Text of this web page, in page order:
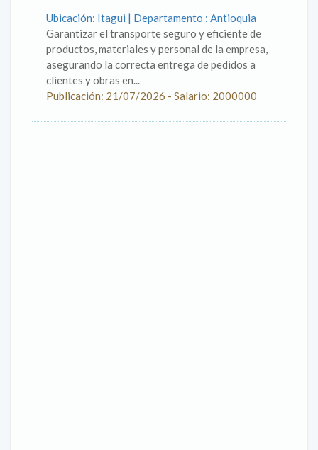
Ubicación: Itagui | Departamento : Antioquia
Garantizar el transporte seguro y eficiente de
productos, materiales y personal de la empresa,
asegurando la correcta entrega de pedidos a
clientes y obras en...
Publicación: 21/07/2026 - Salario: 2000000